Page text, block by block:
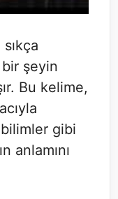
şeyin
Bu kelime,
bilimler gibi
anlamını